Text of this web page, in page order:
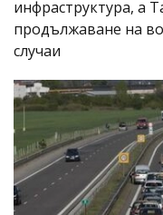
инфраструктура, а
продължаване на
случаи